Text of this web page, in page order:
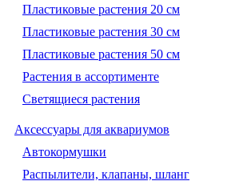
Пластиковые растения 20 см
Пластиковые растения 30 см
Пластиковые растения 50 см
Растения в ассортименте
Светящиеся растения
Аксессуары для аквариумов
Автокормушки
Распылители, клапаны, шланг